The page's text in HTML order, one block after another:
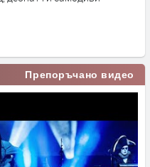
Препоръчано видео